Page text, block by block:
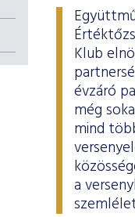
Klub
évzáró
még
mind
a